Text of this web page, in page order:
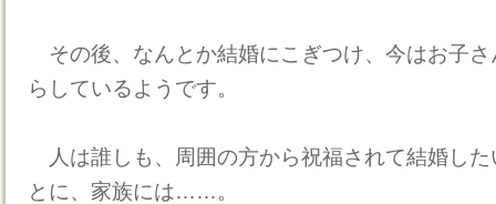
その後、なんとか結婚にこぎつけ、今はお子
らしているようです。
人は誰しも、周囲の方から祝福されて結婚し
とに、家族には……。